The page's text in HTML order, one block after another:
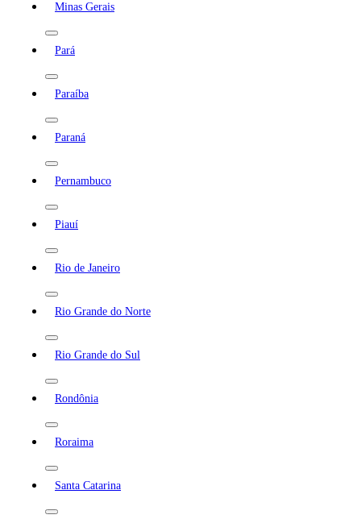
Minas Gerais
Pará
Paraíba
Paraná
Pernambuco
Piauí
Rio de Janeiro
Rio Grande do Norte
Rio Grande do Sul
Rondônia
Roraima
Santa Catarina